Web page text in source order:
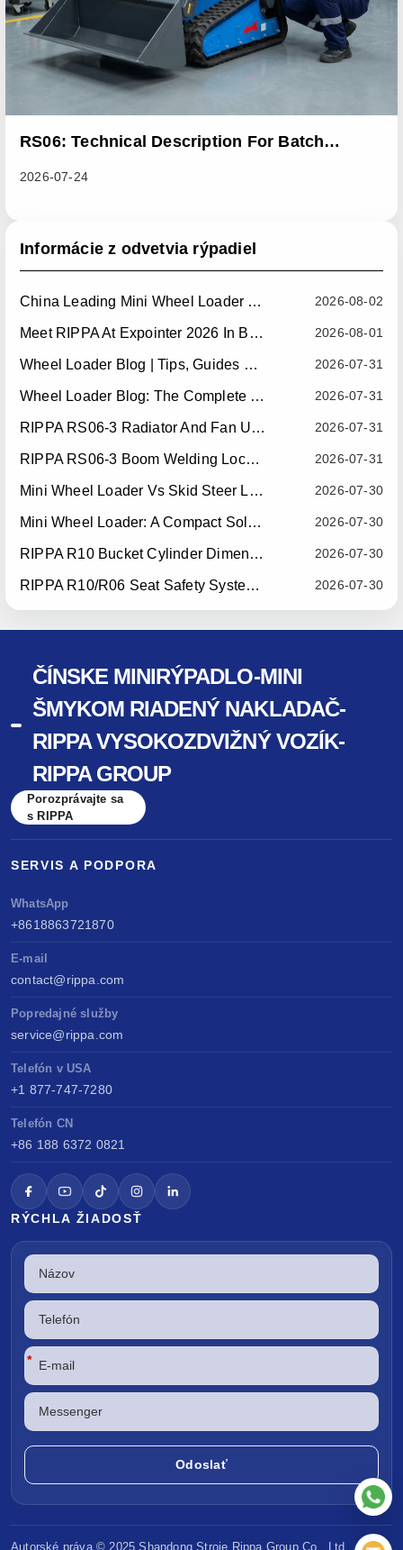
RS06: Technical Description For Batch
2026-07-24
Informácie z odvetvia rýpadiel
2026-08-02
China Leading Mini Wheel Loader Supplier: Reliable Compact Wheel Loaders For Global Markets
2026-08-01
Meet RIPPA At Expointer 2026 In Brazil
2026-07-31
Wheel Loader Blog | Tips, Guides & Attachments
2026-07-31
Wheel Loader Blog: The Complete Guide To Wheel Loaders For Construction, Agriculture, And Material Handling
2026-07-31
RIPPA RS06-3 Radiator And Fan Upgrade — Effective July 10, 2026
2026-07-31
RIPPA RS06-3 Boom Welding Locating Bar Optimization — Effective July 15, 2026
2026-07-30
Mini Wheel Loader Vs Skid Steer Loader: Which Compact Machine Is Better For Your Business?
2026-07-30
Mini Wheel Loader: A Compact Solution For Efficient Material Handling
2026-07-30
RIPPA R10 Bucket Cylinder Dimension Optimization — Effective July 15, 2026
2026-07-30
RIPPA R10/R06 Seat Safety System Upgrade — Effective July 22, 2026
ČÍNSKE MINIRÝPADLO-MINI
ŠMYKOM RIADENÝ NAKLADAČ-
RIPPA VYSOKOZDVIŽNÝ VOZÍK-
RIPPA GROUP
Porozprávajte sa
s RIPPA
SERVIS A PODPORA
WhatsApp
+8618863721870
E-mail
contact@rippa.com
Popredajné služby
service@rippa.com
Telefón v USA
+1 877-747-7280
Telefón CN
+86 188 6372 0821
RÝCHLA ŽIADOSŤ
*
Autorské práva © 2025 ShandongStroje Rippa Group Co., Ltd